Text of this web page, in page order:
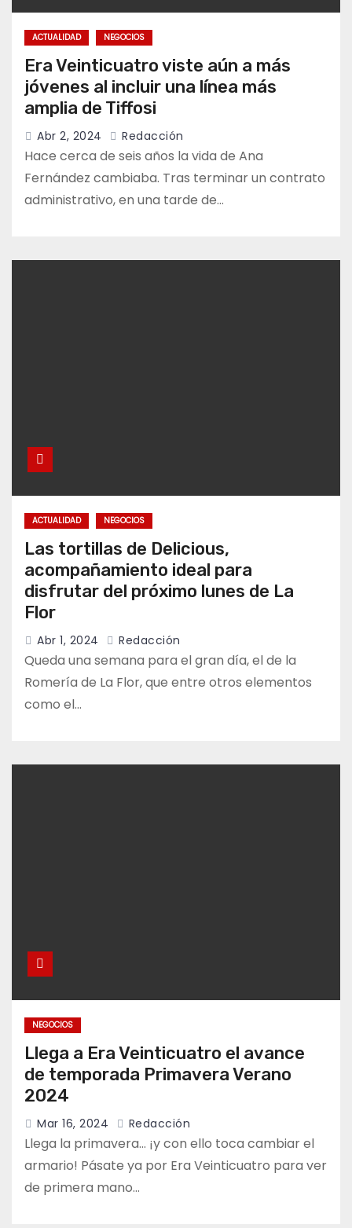
ACTUALIDAD NEGOCIOS
Era Veinticuatro viste aún a más
jóvenes al incluir una línea más
amplia de Tiffosi
Abr 2, 2024 Redacción
Hace cerca de seis años la vida de Ana
Fernández cambiaba. Tras terminar un contrato
administrativo, en una tarde de…
ACTUALIDAD NEGOCIOS
Las tortillas de Delicious,
acompañamiento ideal para
disfrutar del próximo lunes de La
Flor
Abr 1, 2024 Redacción
Queda una semana para el gran día, el de la
Romería de La Flor, que entre otros elementos
como el…
NEGOCIOS
Llega a Era Veinticuatro el avance
de temporada Primavera Verano
2024
Mar 16, 2024 Redacción
Llega la primavera… ¡y con ello toca cambiar el
armario! Pásate ya por Era Veinticuatro para ver
de primera mano…